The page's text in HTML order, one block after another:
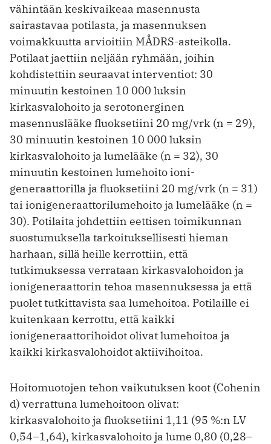
vähintään keskivaikeaa masennusta
sairastavaa potilasta, ja masennuksen
voimakkuutta arvioitiin MÅDRS-asteikolla.
Potilaat jaettiin neljään ryhmään, joihin
kohdistettiin seuraavat interventiot: 30
minuutin kestoinen 10 000 luksin
kirkasvalohoito ja sero­tonerginen
masennuslääke fluoksetiini 20 mg/vrk (n = 29),
30 minuutin kestoinen 10 000 luksin
kirkasvalohoito ja lumelääke (n = 32), 30
minuutin kestoinen lumehoito ioni­
generaattorilla ja fluoksetiini 20 mg/vrk (n = 31)
tai ionigeneraattorilumehoito ja lumelääke (n =
30). Potilaita johdettiin eettisen toimikunnan
suostumuksella tarkoituksellisesti hieman
harhaan, sillä heille kerrottiin, että
tutkimuksessa verrataan kirkasvalo­hoidon ja
ionigeneraattorin tehoa masennuksessa ja että
puolet tutkittavista saa lumehoitoa. Potilaille ei
kuitenkaan kerrottu, että kaikki
ionigeneraattorihoidot olivat lumehoitoa ja
kaikki kirkasvalohoidot aktiivihoitoa.
Hoitomuotojen tehon vaikutuksen koot (Cohenin
d) verrattuna lumehoitoon olivat:
kirkasvalohoito ja fluoksetiini 1,11 (95 %:n LV
0,54–1,64), kirkasvalohoito ja lume 0,80 (0,28–